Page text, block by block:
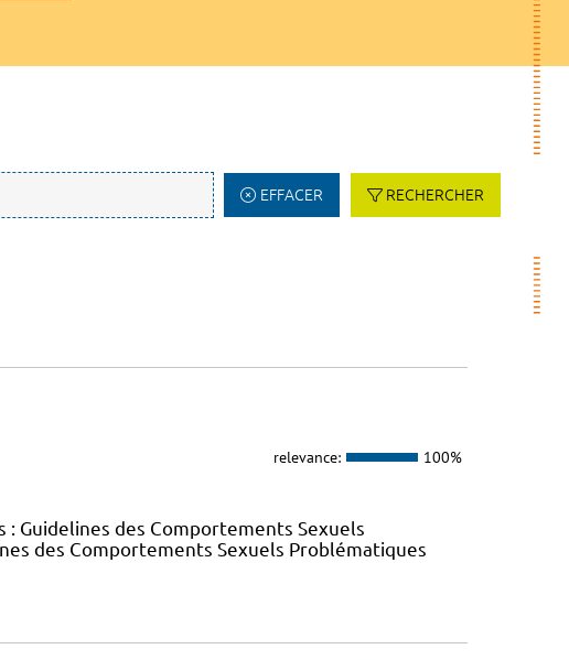
EFFACER RECHERCHER
relevance: 100%
Guidelines des Comportements Sexuels
des Comportements Sexuels Problématiques